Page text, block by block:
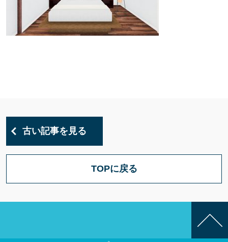
古い記事を見る
TOPに戻る